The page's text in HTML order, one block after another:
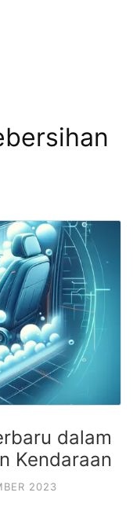
dalam
Kendaraan
2023